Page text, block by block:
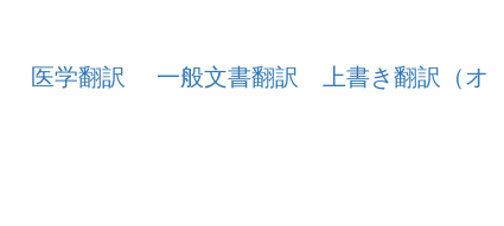
医学翻訳 一般文書翻訳
上書き翻訳（オ